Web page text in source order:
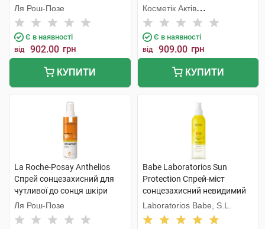
обличчя та тіла SPF30 200
мл 1 флакон
Ля Рош-Позе
Є в наявності
від 902.00 грн
КУПИТИ
200 мл 1 флакон
Косметік Актів
Інтернаціональ
Є в наявності
від 909.00 грн
КУПИТИ
La Roche-Posay Anthelios
Спрей сонцезахисний для
чутливої до сонця шкіри
обличчя та тіла SPF50+ 200
мл 1 флакон
Ля Рош-Позе
Babe Laboratorios Sun
Protection Спрей-міст
сонцезахисний невидимий
для обличчя, тіла та волосся
з SPF50 150 мл 1 флакон
Laboratorios Babe, S.L.